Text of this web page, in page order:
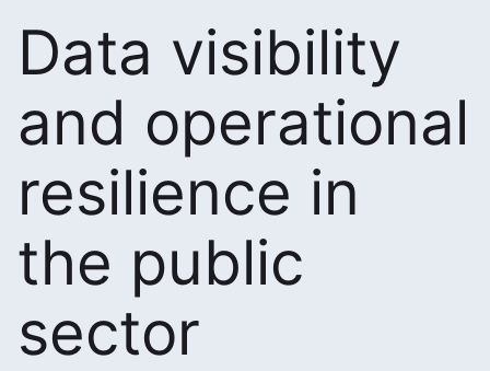
Data visibility
and operational
resilience in
the public
sector